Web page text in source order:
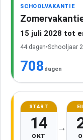
SCHOOLVAKANTIE
15 juli 2028 tot
44 dagen•Schooljaar
708 dagen
START
14
OKT
→